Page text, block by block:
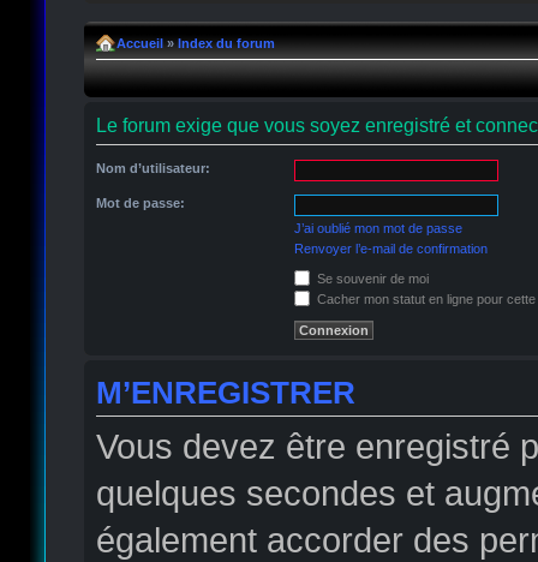
Accueil » Index du forum
Le forum exige que vous soyez enregistré et
Nom d’utilisateur:
Mot de passe:
J’ai oublié mon mot de passe
Renvoyer l’e-mail de confirmation
Se souvenir de moi
Cacher mon statut en ligne pour
M’ENREGISTRER
Vous devez être enregistré
quelques secondes et
également accorder des